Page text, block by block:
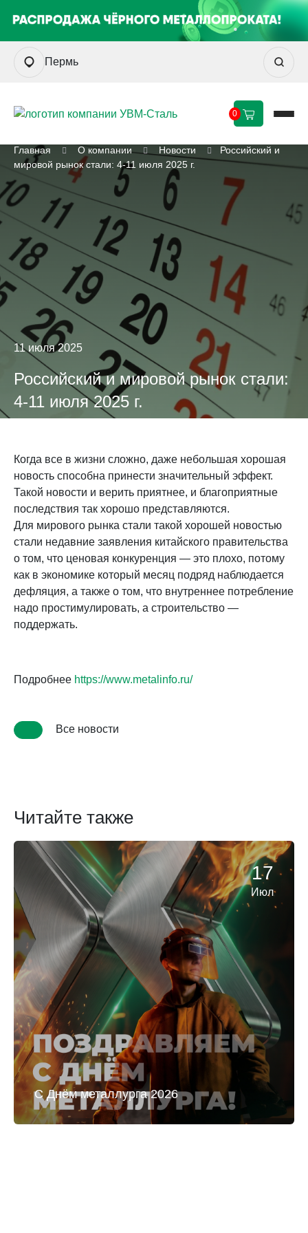
Пермь
0
Главная О компании Новости
Российский и
мировой рынок стали: 4-11 июля 2025 г.
11 июля 2025
Российский и мировой рынок стали:
4-11 июля 2025 г.
Когда все в жизни сложно, даже небольшая хорошая
новость способна принести значительный эффект.
Такой новости и верить приятнее, и благоприятные
последствия так хорошо представляются.
Для мирового рынка стали такой хорошей новостью
стали недавние заявления китайского правительства
о том, что ценовая конкуренция — это плохо, потому
как в экономике который месяц подряд наблюдается
дефляция, а также о том, что внутреннее потребление
надо простимулировать, а строительство —
поддержать.
Подробнее https://www.metalinfo.ru/
Все новости
Читайте также
17
Июл
С Днём металлурга 2026